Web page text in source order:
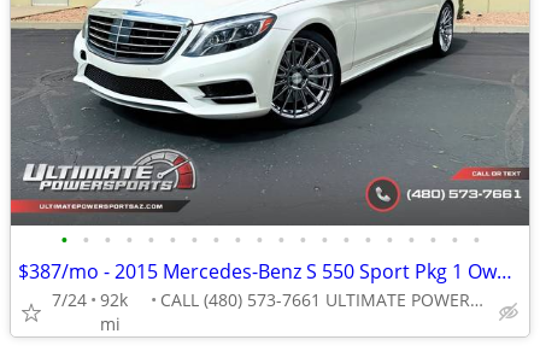
• • • • • • • • • • • • • • • • • • • •
$387/mo - 2015 Mercedes-Benz S 550 Sport Pkg 1 Owner
7/24 92k
mi
CALL (480) 573-7661 ULTIMATE POWERSPORTS